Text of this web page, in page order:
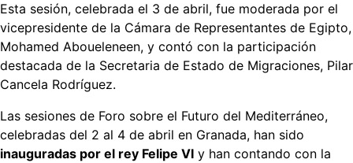
Esta sesión, celebrada el 3 de abril, fue moderada por el
vicepresidente de la Cámara de Representantes de Egipto,
Mohamed Aboueleneen, y contó con la participación
destacada de la Secretaria de Estado de Migraciones, Pilar
Cancela Rodríguez.
Las sesiones de Foro sobre el Futuro del Mediterráneo,
celebradas del 2 al 4 de abril en Granada, han sido
inauguradas por el rey Felipe VI y han contando con la